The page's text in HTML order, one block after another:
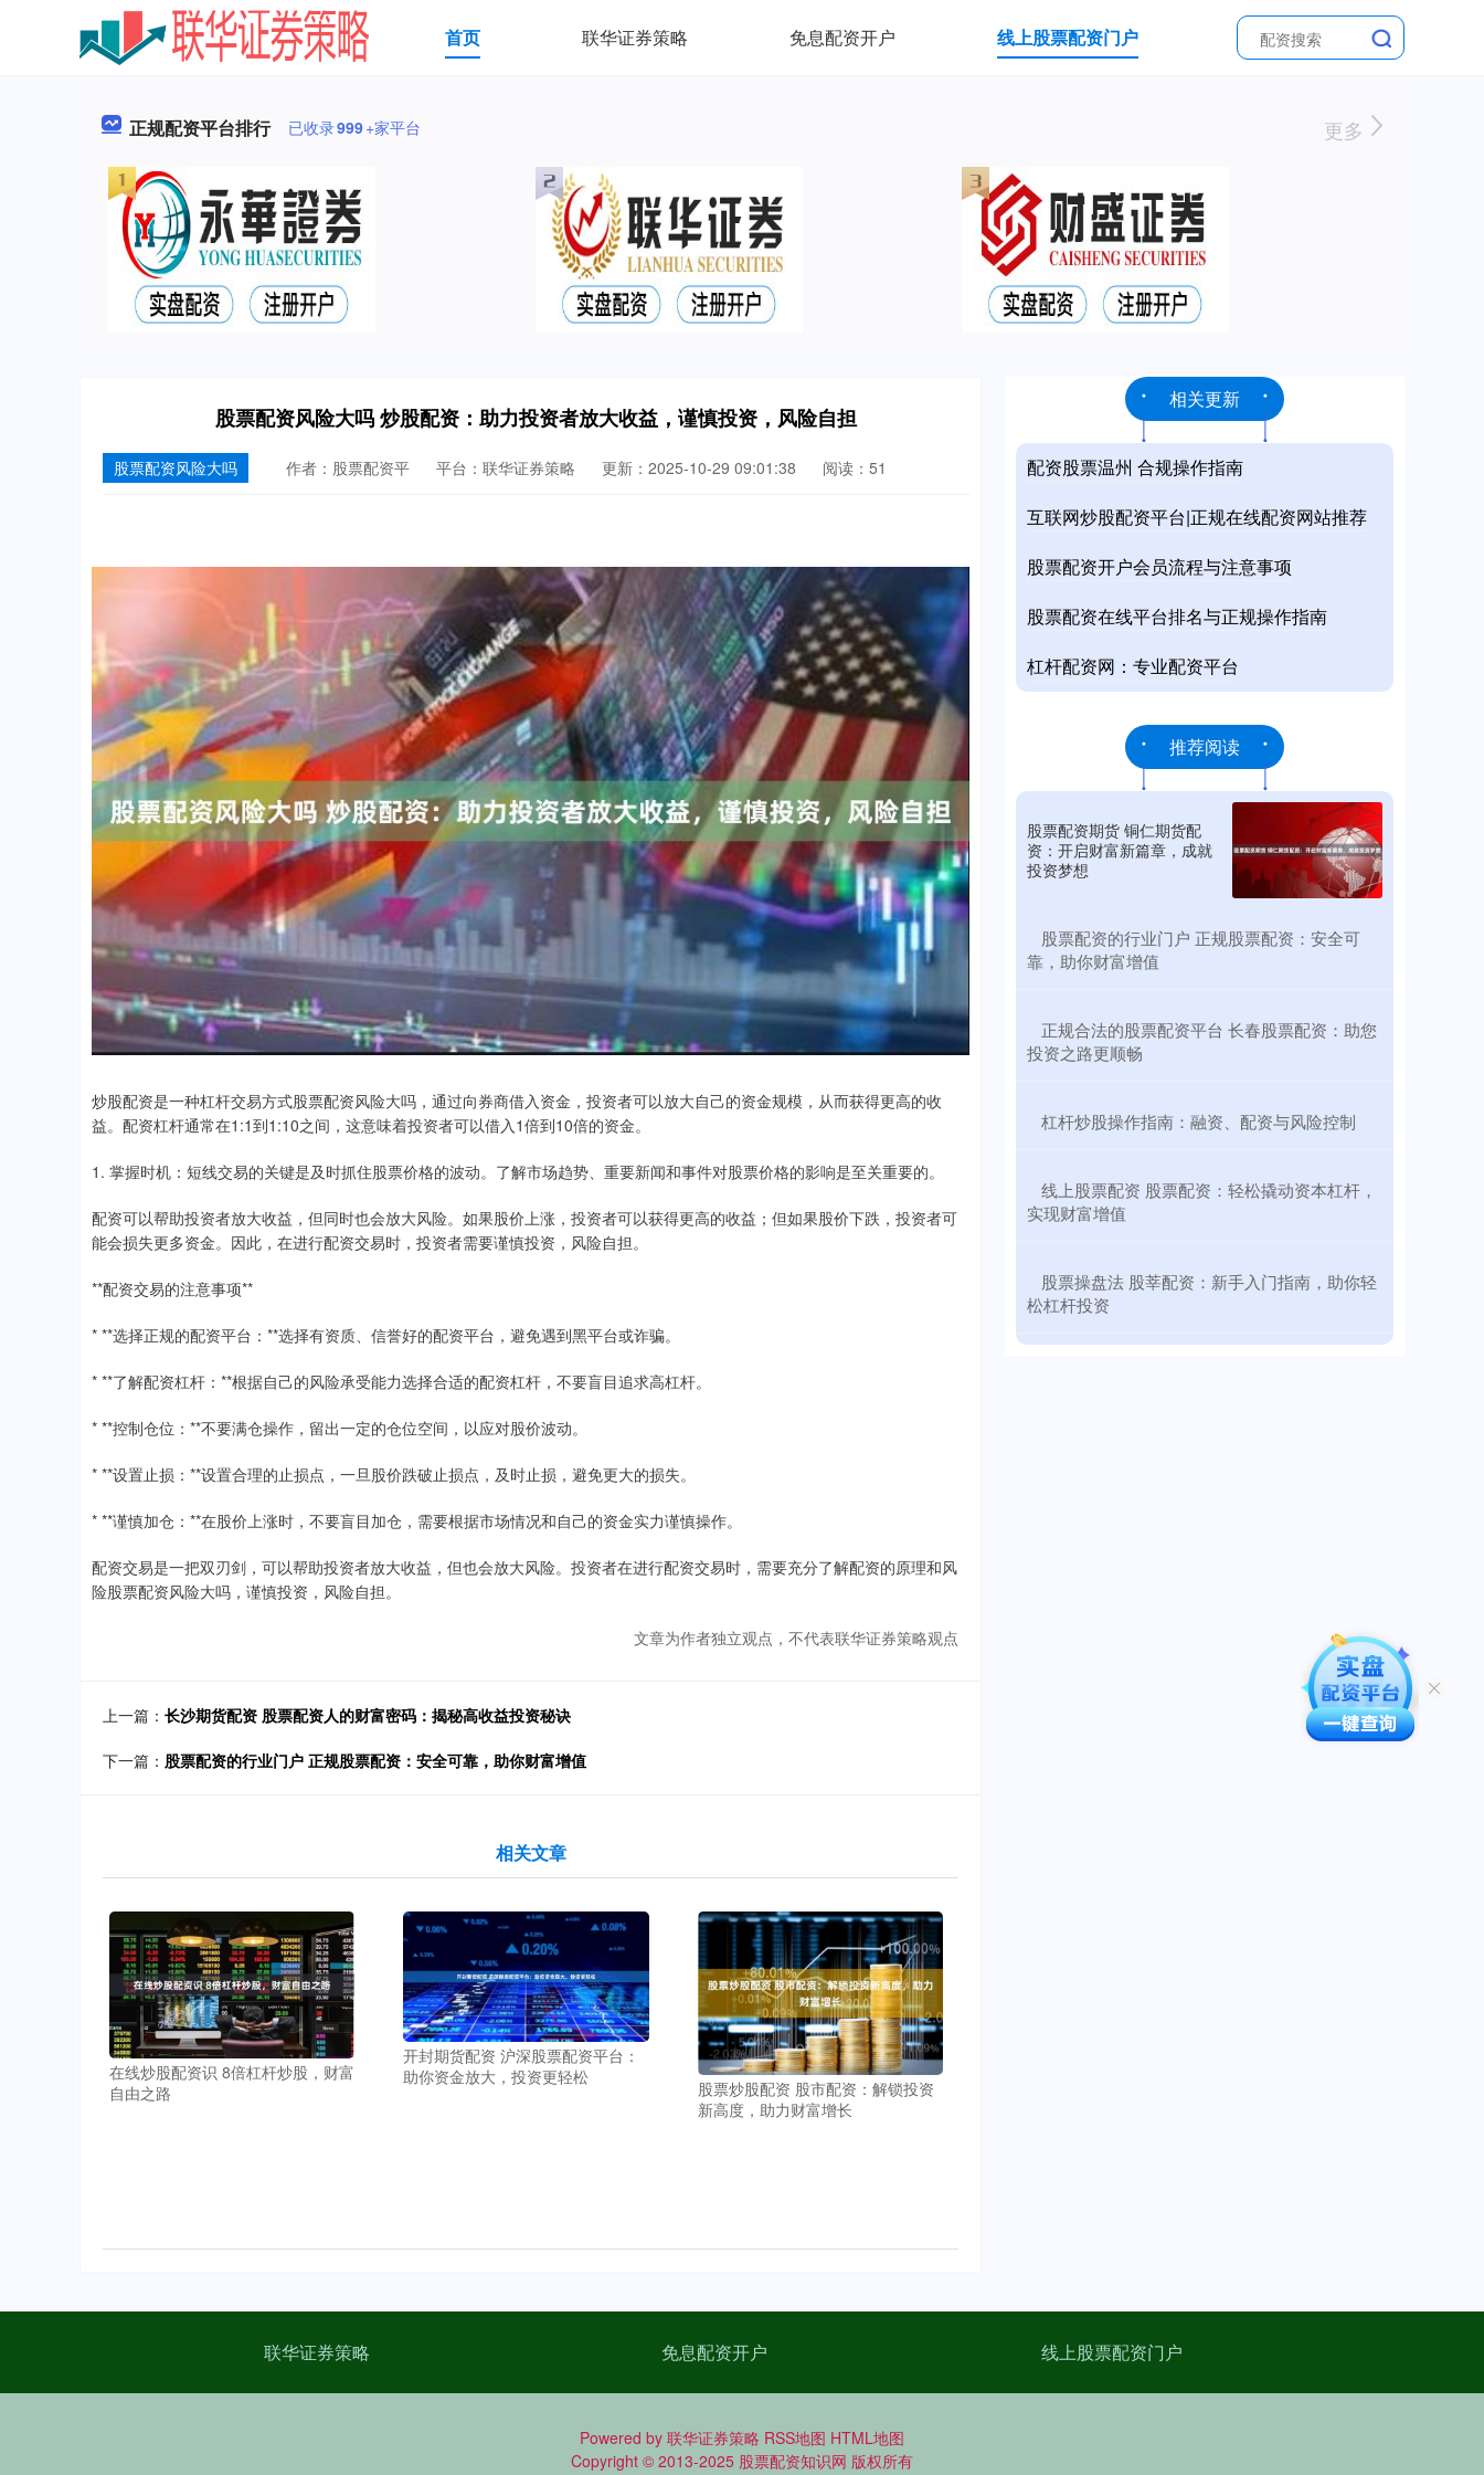
首页 联华证券策略 免息配资开户 线上股票配资门户
正规配资平台排行 已收录999+家平台 更多
股票配资风险大吗 炒股配资：助力投资者放大收益，谨慎投资，风险自担
股票配资风险大吗 作者：股票配资平 平台：联华证券策略 更新：2025-10-29 09:01:38 阅读：51
炒股配资是一种杠杆交易方式股票配资风险大吗，通过向券商借入资金，投资者可以放大自己的资金规模，从而获得更高的收
益。配资杠杆通常在1:1到1:10之间，这意味着投资者可以借入1倍到10倍的资金。
1. 掌握时机：短线交易的关键是及时抓住股票价格的波动。了解市场趋势、重要新闻和事件对股票价格的影响是至关重要的。
配资可以帮助投资者放大收益，但同时也会放大风险。如果股价上涨，投资者可以获得更高的收益；但如果股价下跌，投资者可
能会损失更多资金。因此，在进行配资交易时，投资者需要谨慎投资，风险自担。
**配资交易的注意事项**
* **选择正规的配资平台：**选择有资质、信誉好的配资平台，避免遇到黑平台或诈骗。
* **了解配资杠杆：**根据自己的风险承受能力选择合适的配资杠杆，不要盲目追求高杠杆。
* **控制仓位：**不要满仓操作，留出一定的仓位空间，以应对股价波动。
* **设置止损：**设置合理的止损点，一旦股价跌破止损点，及时止损，避免更大的损失。
* **谨慎加仓：**在股价上涨时，不要盲目加仓，需要根据市场情况和自己的资金实力谨慎操作。
配资交易是一把双刃剑，可以帮助投资者放大收益，但也会放大风险。投资者在进行配资交易时，需要充分了解配资的原理和风
险股票配资风险大吗，谨慎投资，风险自担。
文章为作者独立观点，不代表联华证券策略观点
上一篇： 长沙期货配资 股票配资人的财富密码：揭秘高收益投资秘诀
下一篇： 股票配资的行业门户 正规股票配资：安全可靠，助你财富增值
相关文章
在线炒股配资识 8倍杠杆炒股，财富
自由之路
开封期货配资 沪深股票配资平台：
助你资金放大，投资更轻松
股票炒股配资 股市配资：解锁投资
新高度，助力财富增长
相关更新
配资股票温州 合规操作指南
互联网炒股配资平台|正规在线配资网站推荐
股票配资开户会员流程与注意事项
股票配资在线平台排名与正规操作指南
杠杆配资网：专业配资平台
推荐阅读
股票配资期货 铜仁期货配
资：开启财富新篇章，成就
投资梦想
​股票配资的行业门户 正规股票配资：安全可
靠，助你财富增值
​正规合法的股票配资平台 长春股票配资：助您
投资之路更顺畅
​杠杆炒股操作指南：融资、配资与风险控制
​线上股票配资 股票配资：轻松撬动资本杠杆，
实现财富增值
​股票操盘法 股莘配资：新手入门指南，助你轻
松杠杆投资
联华证券策略 免息配资开户 线上股票配资门户
Powered by 联华证券策略 RSS地图 HTML地图
Copyright © 2013-2025 股票配资知识网 版权所有